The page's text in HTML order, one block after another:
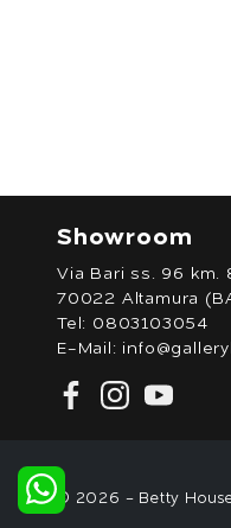
Showroom
Via Bari ss. 96 km.
70022 Altamura
Tel: 0803103054
E-Mail:
© 2026 - Betty